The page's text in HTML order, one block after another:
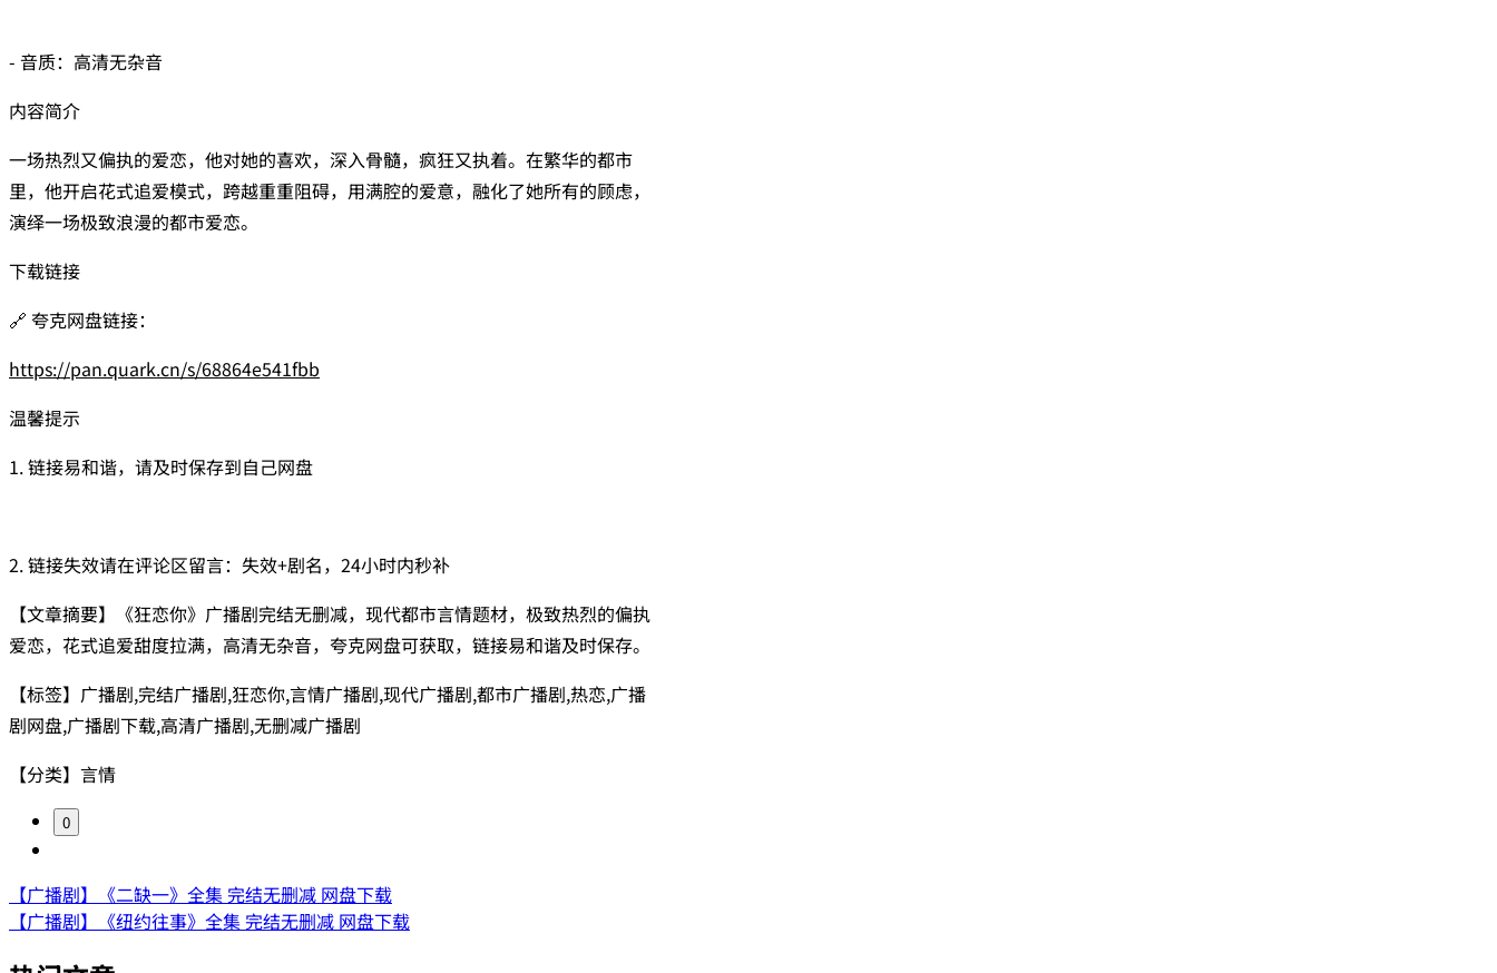
- 音质：高清无杂音
内容简介
一场热烈又偏执的爱恋，他对她的喜欢，深入骨髓，疯狂又执着。在繁华的都市
里，他开启花式追爱模式，跨越重重阻碍，用满腔的爱意，融化了她所有的顾虑，
演绎一场极致浪漫的都市爱恋。
下载链接
🔗 夸克网盘链接：
https://pan.quark.cn/s/68864e541fbb
温馨提示
1. 链接易和谐，请及时保存到自己网盘
2. 链接失效请在评论区留言：失效+剧名，24小时内秒补
【文章摘要】《狂恋你》广播剧完结无删减，现代都市言情题材，极致热烈的偏执
爱恋，花式追爱甜度拉满，高清无杂音，夸克网盘可获取，链接易和谐及时保存。
【标签】广播剧,完结广播剧,狂恋你,言情广播剧,现代广播剧,都市广播剧,热恋,广播
剧网盘,广播剧下载,高清广播剧,无删减广播剧
【分类】言情
0
【广播剧】《二缺一》全集 完结无删减 网盘下载
【广播剧】《纽约往事》全集 完结无删减 网盘下载